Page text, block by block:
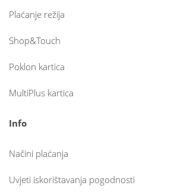
Plaćanje režija
Shop&Touch
Poklon kartica
MultiPlus kartica
Info
Načini plaćanja
Uvjeti iskorištavanja pogodnosti